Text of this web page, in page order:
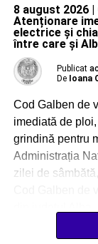
8 august 2026 |
Atenționare
electrice și
între care și
Publicat
De Ioana
Cod Galben de
imediată de
grindină pentru
Administrația
zilei de